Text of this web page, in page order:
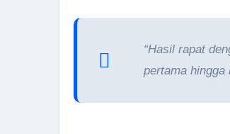
“Hasil rapat
pertama